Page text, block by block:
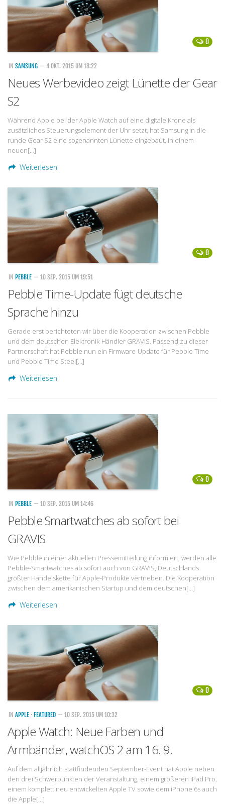
0
IN SAMSUNG — 4 OKT. 2015 UM 18:22
Neues Werbevideo zeigt Lünette der Gear
S2
Während Apple bei der Apple Watch auf eine digitale Krone als
zusätzliches Steuerungselement der Uhr setzt, hat Samsung in die
runde Gear S2 eine sogenannten Lünette eingebaut. In einem
neuen[…]
Weiterlesen
0
IN PEBBLE — 10 SEP. 2015 UM 19:51
Pebble Time-Update fügt deutsche
Sprache hinzu
Gerade erst berichteten wir über die Kooperation zwischen Pebble
und dem deutschen Elektronik-Händler GRAVIS. Passend zu dieser
Partnerschaft hat Pebble nun ein Firmware-Update für Pebble Time
und Pebble Time Steel[…]
Weiterlesen
0
IN PEBBLE — 10 SEP. 2015 UM 14:46
Pebble Smartwatches ab sofort bei
GRAVIS
Wie Pebble in einer aktuellen Pressemitteilung informiert, werden alle
Pebble-Smartwatches ab sofort auch von GRAVIS, Deutschlands
größter Handelskette für Apple-Produkte vertrieben. Die Kooperation
zwischen dem amerikanischen Startup und dem deutschen[…]
Weiterlesen
0
IN APPLE · FEATURED — 10 SEP. 2015 UM 10:32
Apple Watch: Neue Farben und
Armbänder, watchOS 2 am 16. 9.
Auf dem alljährlich stattfindenden September-Event hat Apple neben
den drei Schwerpunkten der Veranstaltung, einem größeren iPad Pro,
einem komplett neu entwickelten Apple TV sowie dem iPhone 6s auch
die Apple[…]